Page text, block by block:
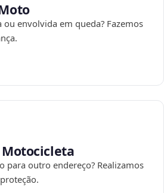
envolvida em queda? Fazemos
para outro endereço? Realizamos